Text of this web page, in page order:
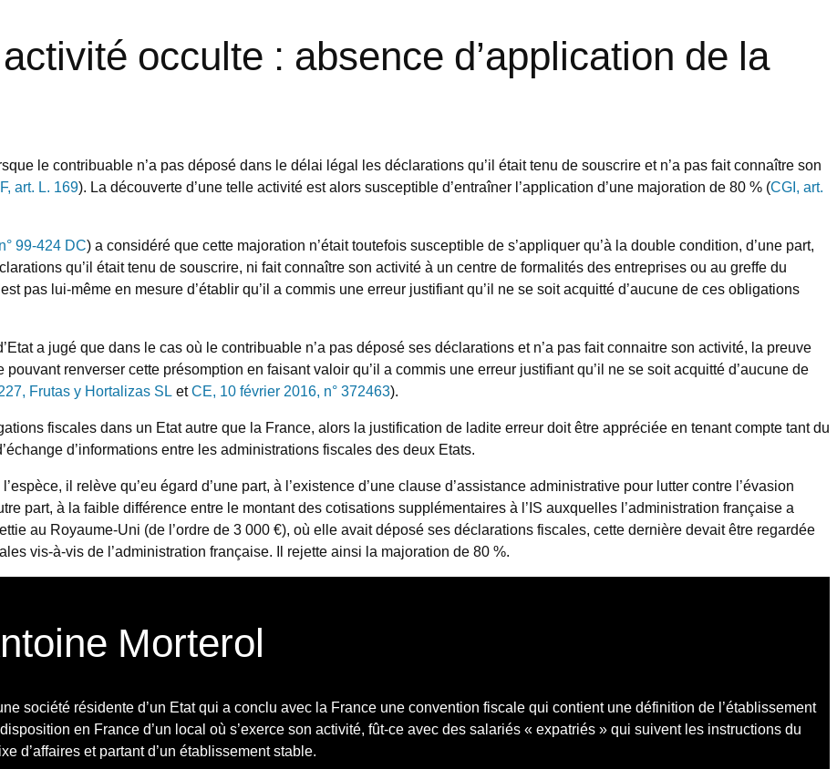
occulte : absence d’application de la
le contribuable n’a pas déposé dans le délai légal les déclarations qu’il était tenu de souscrire et n’a pas fait connaître son
art. L. 169). La découverte d’une telle activité est alors susceptible d’entraîner l’application d’une majoration de 80 % (CGI, art.
99-424 DC) a considéré que cette majoration n’était toutefois susceptible de s’appliquer qu’à la double condition, d’une part,
qu’il était tenu de souscrire, ni fait connaître son activité à un centre de formalités des entreprises ou au greffe du
pas lui-même en mesure d’établir qu’il a commis une erreur justifiant qu’il ne se soit acquitté d’aucune de ces obligations
a jugé que dans le cas où le contribuable n’a pas déposé ses déclarations et n’a pas fait connaitre son activité, la preuve
renverser cette présomption en faisant valoir qu’il a commis une erreur justifiant qu’il ne se soit acquitté d’aucune de
Frutas y Hortalizas SLetCE, 10 février 2016, n° 372463).
fiscales dans un Etat autre que la France, alors la justification de ladite erreur doit être appréciée en tenant compte tant du
d’informations entre les administrations fiscales des deux Etats.
il relève qu’eu égard d’une part, à l’existence d’une clause d’assistance administrative pour lutter contre l’évasion
part, à la faible différence entre le montant des cotisations supplémentaires à l’IS auxquelles l’administration française a
au Royaume-Uni (de l’ordre de 3 000 €), où elle avait déposé ses déclarations fiscales, cette dernière devait être regardée
vis-à-vis de l’administration française. Il rejette ainsi la majoration de 80 %.
Morterol
société résidente d’un Etat qui a conclu avec la France une convention fiscale qui contient une définition de l’établissement
en France d’un local où s’exerce son activité, fût-ce avec des salariés « expatriés » qui suivent les instructions du
d’affaires et partant d’un établissement stable.